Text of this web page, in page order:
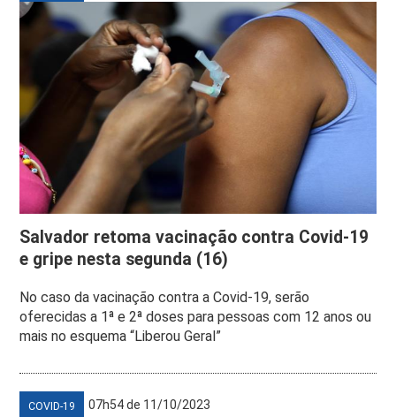
Salvador retoma vacinação contra Covid-19
e gripe nesta segunda (16)
No caso da vacinação contra a Covid-19, serão
oferecidas a 1ª e 2ª doses para pessoas com 12 anos ou
mais no esquema “Liberou Geral”
COVID-19 07h54 de 11/10/2023